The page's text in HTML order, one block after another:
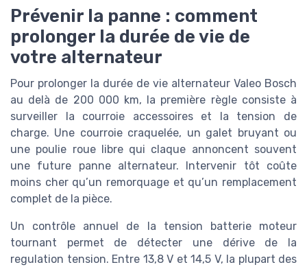
Prévenir la panne : comment
prolonger la durée de vie de
votre alternateur
Pour prolonger la durée de vie alternateur Valeo Bosch
au delà de 200 000 km, la première règle consiste à
surveiller la courroie accessoires et la tension de
charge. Une courroie craquelée, un galet bruyant ou
une poulie roue libre qui claque annoncent souvent
une future panne alternateur. Intervenir tôt coûte
moins cher qu’un remorquage et qu’un remplacement
complet de la pièce.
Un contrôle annuel de la tension batterie moteur
tournant permet de détecter une dérive de la
regulation tension. Entre 13,8 V et 14,5 V, la plupart des